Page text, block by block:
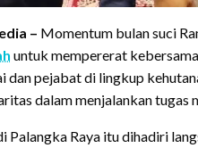
– Momentum bulan suci
untuk mempererat
dan pejabat di lingkup
dalam menjalankan tugas
Palangka Raya itu dihadiri